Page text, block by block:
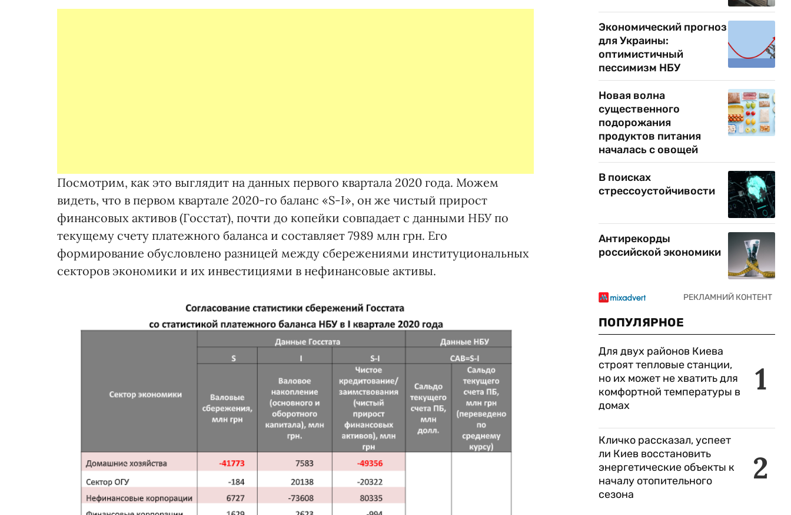
Посмотрим, как это выглядит на данных первого квартала 2020 года. Можем
видеть, что в первом квартале 2020-го баланс «S-I», он же чистый прирост
финансовых активов (Госстат), почти до копейки совпадает с данными НБУ по
текущему счету платежного баланса и составляет 7989 млн грн. Его
формирование обусловлено разницей между сбережениями институциональных
секторов экономики и их инвестициями в нефинансовые активы.
Экономический прогноз
для Украины:
оптимистичный
пессимизм НБУ
Новая волна
существенного
подорожания
продуктов питания
началась с овощей
В поисках
стрессоустойчивости
Антирекорды
российской экономики
ПОПУЛЯРНОЕ
1
Для двух районов Киева
строят тепловые станции,
но их может не хватить для
комфортной температуры в
домах
2
Кличко рассказал, успеет
ли Киев восстановить
энергетические объекты к
началу отопительного
сезона